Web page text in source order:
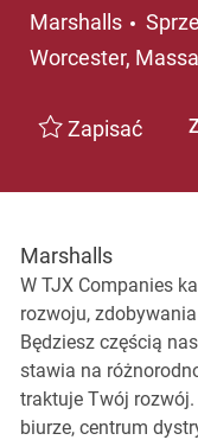
Marshalls
Worcester,
Zapisać
Marshalls
W TJX Companies
rozwoju,
Będziesz częścią
stawia na
traktuje Twój
biurze, centrum